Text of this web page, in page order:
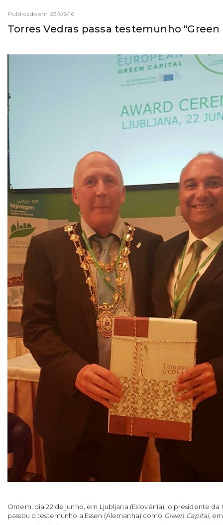
Publicado em 23/06/16
Torres Vedras passa testemunho "Green
Ontem, dia 22 de junho, em Ljubljana (Eslovénia), o presidente
passou o testemunho a Essen (Alemanha) como Green Capital, em